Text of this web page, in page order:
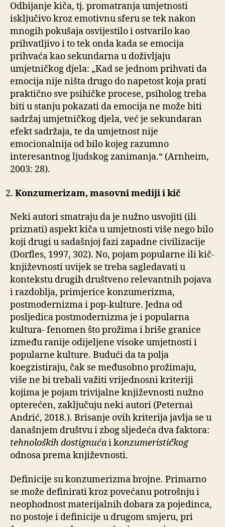
Odbijanje kiča, tj. promatranja umjetnosti
isključivo kroz emotivnu sferu se tek nakon
mnogih pokušaja osvijestilo i ostvarilo kao
prihvatljivo i to tek onda kada se emocija
prihvaća kao sekundarna u doživljaju
umjetničkog djela: „Kad se jednom prihvati da
emocija nije ništa drugo do napetost koja prati
praktično sve psihičke procese, psiholog treba
biti u stanju pokazati da emocija ne može biti
sadržaj umjetničkog djela, već je sekundaran
efekt sadržaja, te da umjetnost nije
emocionalnija od bilo kojeg razumno
interesantnog ljudskog zanimanja.“ (Arnheim,
2003: 28).
Konzumerizam, masovni mediji i kič
Neki autori smatraju da je nužno usvojiti (ili
priznati) aspekt kiča u umjetnosti više nego bilo
koji drugi u sadašnjoj fazi zapadne civilizacije
(Dorfles, 1997, 302). No, pojam popularne ili kič-
književnosti uvijek se treba sagledavati u
kontekstu drugih društveno relevantnih pojava
i razdoblja, primjerice konzumerizma,
postmodernizma i pop-kulture. Jedna od
posljedica postmodernizma je i popularna
kultura- fenomen što prožima i briše granice
između ranije odijeljene visoke umjetnosti i
popularne kulture. Budući da ta polja
koegzistiraju, čak se međusobno prožimaju,
više ne bi trebali važiti vrijednosni kriteriji
kojima je pojam trivijalne književnosti nužno
opterećen, zaključuju neki autori (Peternai
Andrić, 2018.). Brisanje ovih kriterija javlja se u
današnjem društvu i zbog sljedeća dva faktora:
tehnoloških dostignućai konzumerističkog
odnosa prema književnosti.
Definicije su konzumerizma brojne. Primarno
se može definirati kroz povećanu potrošnju i
neophodnost materijalnih dobara za pojedinca,
no postoje i definicije u drugom smjeru, pri